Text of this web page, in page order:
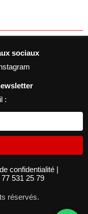
sociaux
:
confidentialité |
531 25 79
réservés.